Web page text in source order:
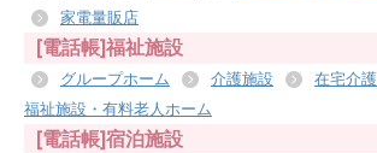
家電量販店
[電話帳]福祉施設
グループホーム 介護施設 在宅介
福祉施設・有料老人ホーム
[電話帳]宿泊施設